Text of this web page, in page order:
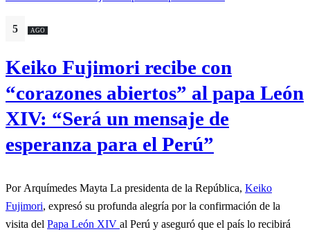
5 AGO
Keiko Fujimori recibe con
“corazones abiertos” al papa León
XIV: “Será un mensaje de
esperanza para el Perú”
Por Arquímedes Mayta La presidenta de la República, Keiko
Fujimori, expresó su profunda alegría por la confirmación de la
visita del Papa León XIV al Perú y aseguró que el país lo recibirá